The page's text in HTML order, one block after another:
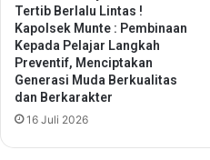
k
t
i
n
g
k
a
t
a
n
a
P
e
g
g
Tertib Berlalu Lintas !
Kapolsek Munte : Pembinaan
Kepada Pelajar Langkah
Preventif, Menciptakan
Generasi Muda Berkualitas
dan Berkarakter
16 Juli 2026